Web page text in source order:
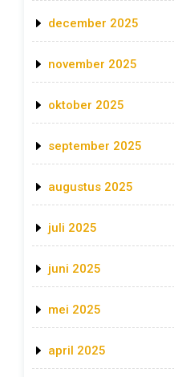
december 2025
november 2025
oktober 2025
september 2025
augustus 2025
juli 2025
juni 2025
mei 2025
april 2025